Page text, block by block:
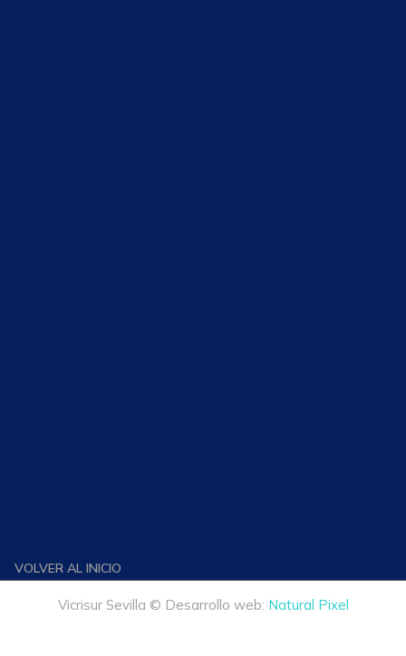
VOLVER AL INICIO
Vicrisur Sevilla © Desarrollo web: Natural Pixel